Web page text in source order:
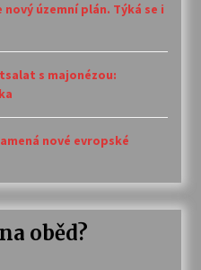
územní plán. Týká se i
s majonézou:
nové evropské
oběd?